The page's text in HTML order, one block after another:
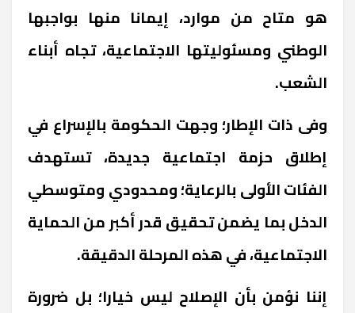
هو متاح من موارد، إيمانا منها بواجبها
الوطني ومسئوليتها الاجتماعية، تجاه أبناء
الشعب.
وفى ذات الإطار؛ وجهت الحكومة بالإسراع في
إطلاق حزمة اجتماعية جديدة، تستهدف
الفئات الأولى بالرعاية؛ ومحدودي ومتوسطي
الدخل بما يضمن تحقيق قدر أكبر من الحماية
الاجتماعية، في هذه المرحلة الدقيقة.
إننا نؤمن بأن الإصلاح ليس خيارا؛ بل ضرورة